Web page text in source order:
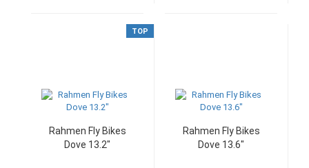
TOP
Rahmen Fly Bikes
Dove 13.2"
Rahmen Fly Bikes
Dove 13.6"